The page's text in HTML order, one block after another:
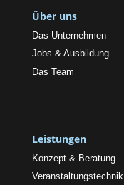
Über uns
Das Unternehmen
Jobs & Ausbildung
Das Team
Leistungen
Konzept & Beratung
Veranstaltungstechnik